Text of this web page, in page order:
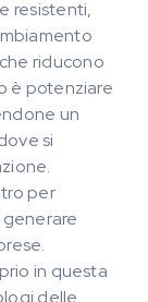
resistenti,
riducono
è potenziare
un
si
per
in questa